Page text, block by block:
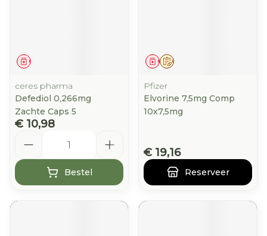
Geneesmiddel
ceres pharma
Defediol 0,266mg
Zachte Caps 5
€ 10,98
Bestel
Op voorschrift
Geneesmiddel
Pfizer
Elvorine 7,5mg Comp
10x7,5mg
€ 19,16
Reserveer